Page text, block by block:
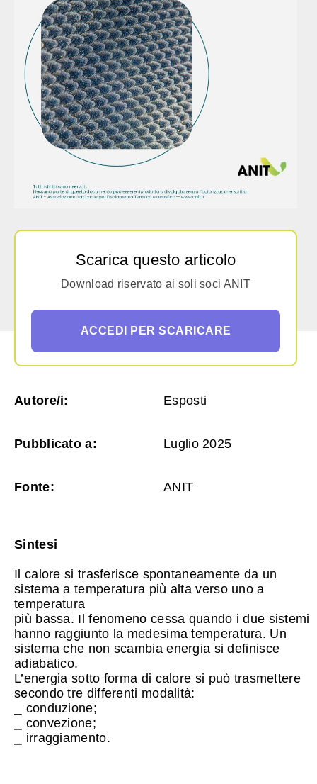
Scarica questo articolo
Download riservato ai soli soci ANIT
ACCEDI PER SCARICARE
Autore/i: Esposti
Pubblicato a: Luglio 2025
Fonte: ANIT
Sintesi
Il calore si trasferisce spontaneamente da un
sistema a temperatura più alta verso uno a
temperatura
più bassa. Il fenomeno cessa quando i due sistemi
hanno raggiunto la medesima temperatura. Un
sistema che non scambia energia si definisce
adiabatico.
L’energia sotto forma di calore si può trasmettere
secondo tre differenti modalità:
⎯ conduzione;
⎯ convezione;
⎯ irraggiamento.